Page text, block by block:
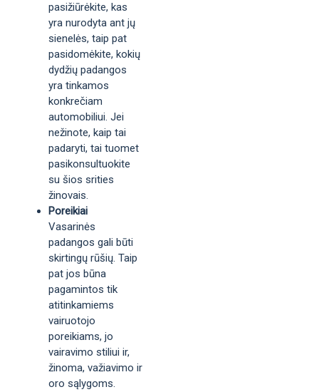
pasižiūrėkite, kas
yra nurodyta ant jų
sienelės, taip pat
pasidomėkite, kokių
dydžių padangos
yra tinkamos
konkrečiam
automobiliui. Jei
nežinote, kaip tai
padaryti, tai tuomet
pasikonsultuokite
su šios srities
žinovais.
Poreikiai
Vasarinės
padangos gali būti
skirtingų rūšių. Taip
pat jos būna
pagamintos tik
atitinkamiems
vairuotojo
poreikiams, jo
vairavimo stiliui ir,
žinoma, važiavimo ir
oro sąlygoms.